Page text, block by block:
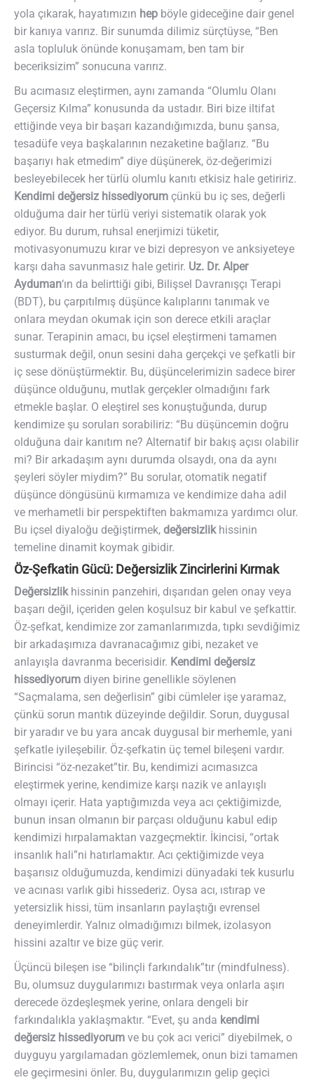
yola çıkarak, hayatımızın hep böyle gideceğine dair genel
bir kanıya varırız. Bir sunumda dilimiz sürçtüyse, “Ben
asla topluluk önünde konuşamam, ben tam bir
beceriksizim” sonucuna varırız.
Bu acımasız eleştirmen, aynı zamanda “Olumlu Olanı
Geçersiz Kılma” konusunda da ustadır. Biri bize iltifat
ettiğinde veya bir başarı kazandığımızda, bunu şansa,
tesadüfe veya başkalarının nezaketine bağlarız. “Bu
başarıyı hak etmedim” diye düşünerek, öz-değerimizi
besleyebilecek her türlü olumlu kanıtı etkisiz hale getiririz.
Kendimi değersiz hissediyorum çünkü bu iç ses, değerli
olduğuma dair her türlü veriyi sistematik olarak yok
ediyor. Bu durum, ruhsal enerjimizi tüketir,
motivasyonumuzu kırar ve bizi depresyon ve anksiyeteye
karşı daha savunmasız hale getirir. Uz. Dr. Alper
Ayduman‘ın da belirttiği gibi, Bilişsel Davranışçı Terapi
(BDT), bu çarpıtılmış düşünce kalıplarını tanımak ve
onlara meydan okumak için son derece etkili araçlar
sunar. Terapinin amacı, bu içsel eleştirmeni tamamen
susturmak değil, onun sesini daha gerçekçi ve şefkatli bir
iç sese dönüştürmektir. Bu, düşüncelerimizin sadece birer
düşünce olduğunu, mutlak gerçekler olmadığını fark
etmekle başlar. O eleştirel ses konuştuğunda, durup
kendimize şu soruları sorabiliriz: “Bu düşüncemin doğru
olduğuna dair kanıtım ne? Alternatif bir bakış açısı olabilir
mi? Bir arkadaşım aynı durumda olsaydı, ona da aynı
şeyleri söyler miydim?” Bu sorular, otomatik negatif
düşünce döngüsünü kırmamıza ve kendimize daha adil
ve merhametli bir perspektiften bakmamıza yardımcı olur.
Bu içsel diyaloğu değiştirmek, değersizlikhissinin
temeline dinamit koymak gibidir.
Öz-Şefkatin Gücü: Değersizlik Zincirlerini Kırmak
Değersizlikhissinin panzehiri, dışarıdan gelen onay veya
başarı değil, içeriden gelen koşulsuz bir kabul ve şefkattir.
Öz-şefkat, kendimize zor zamanlarımızda, tıpkı sevdiğimiz
bir arkadaşımıza davranacağımız gibi, nezaket ve
anlayışla davranma becerisidir. Kendimi değersiz
hissediyorum diyen birine genellikle söylenen
“Saçmalama, sen değerlisin” gibi cümleler işe yaramaz,
çünkü sorun mantık düzeyinde değildir. Sorun, duygusal
bir yaradır ve bu yara ancak duygusal bir merhemle, yani
şefkatle iyileşebilir. Öz-şefkatin üç temel bileşeni vardır.
Birincisi “öz-nezaket”tir. Bu, kendimizi acımasızca
eleştirmek yerine, kendimize karşı nazik ve anlayışlı
olmayı içerir. Hata yaptığımızda veya acı çektiğimizde,
bunun insan olmanın bir parçası olduğunu kabul edip
kendimizi hırpalamaktan vazgeçmektir. İkincisi, “ortak
insanlık hali”ni hatırlamaktır. Acı çektiğimizde veya
başarısız olduğumuzda, kendimizi dünyadaki tek kusurlu
ve acınası varlık gibi hissederiz. Oysa acı, ıstırap ve
yetersizlik hissi, tüm insanların paylaştığı evrensel
deneyimlerdir. Yalnız olmadığımızı bilmek, izolasyon
hissini azaltır ve bize güç verir.
Üçüncü bileşen ise “bilinçli farkındalık”tır (mindfulness).
Bu, olumsuz duygularımızı bastırmak veya onlarla aşırı
derecede özdeşleşmek yerine, onlara dengeli bir
farkındalıkla yaklaşmaktır. “Evet, şu anda kendimi
değersiz hissediyorum ve bu çok acı verici” diyebilmek, o
duyguyu yargılamadan gözlemlemek, onun bizi tamamen
ele geçirmesini önler. Bu, duygularımızın gelip geçici